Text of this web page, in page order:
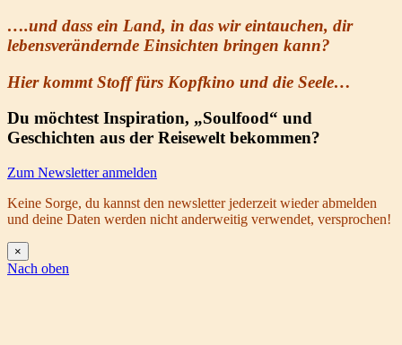
….und dass ein Land, in das wir eintauchen, dir
lebensverändernde Einsichten bringen kann?
Hier kommt Stoff fürs Kopfkino und die Seele…
Du möchtest Inspiration, „Soulfood“ und
Geschichten aus der Reisewelt bekommen?
Zum Newsletter anmelden
Keine Sorge, du kannst den newsletter jederzeit wieder abmelden
und deine Daten werden nicht anderweitig verwendet, versprochen!
×
Nach oben